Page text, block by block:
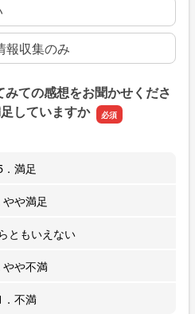
報収集のみ
ての感想をお聞かせくださ
していますか
．満足
や満足
ともいえない
やや不満
．不満